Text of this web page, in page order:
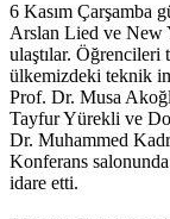
6 Kasım Çarşamba
Arslan Lied ve New
ulaştılar. Öğrencileri
ülkemizdeki teknik
Prof. Dr. Musa
Tayfur Yürekli ve
Dr. Muhammed
Konferans
idare etti.